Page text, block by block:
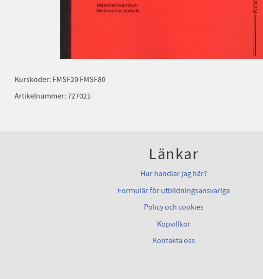
Kurskoder: FMSF20 FMSF80
Artikelnummer: 727021
Länkar
Hur handlar jag här?
Formulär för utbildningsansvariga
Policy och cookies
Köpvillkor
Kontakta oss